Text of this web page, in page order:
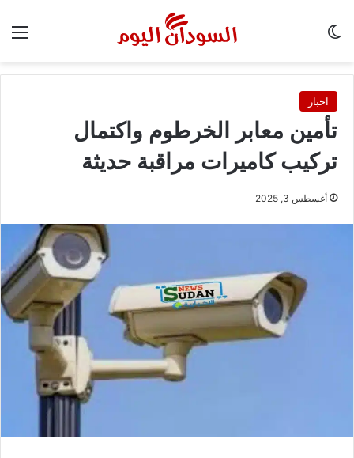
اخبار
تأمين معابر الخرطوم واكتمال
تركيب كاميرات مراقبة حديثة
أغسطس 3, 2025